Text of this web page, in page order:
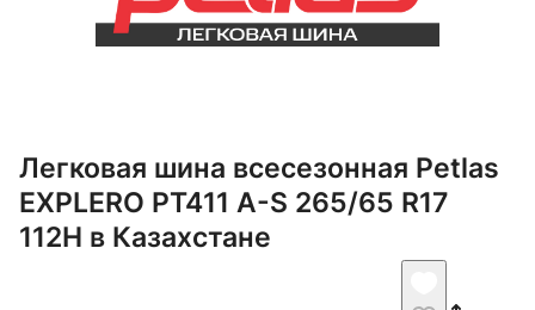
Легковая шина всесезонная Petlas
EXPLERO PT411 A-S 265/65 R17
112H в Казахстане